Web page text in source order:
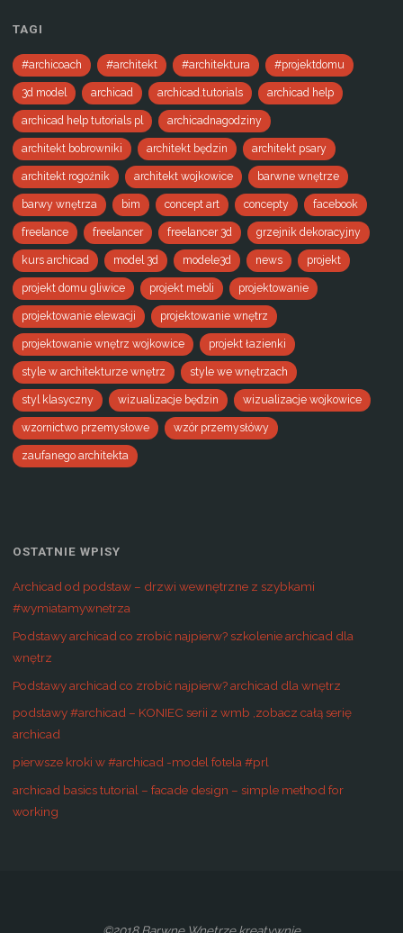
TAGI
#archicoach #architekt #architektura #projektdomu
3d model archicad archicad.tutorials archicad help
archicad help tutorials pl archicadnagodziny
architekt bobrowniki architekt będzin architekt psary
architekt rogoźnik architekt wojkowice barwne wnętrze
barwy wnętrza bim concept art concepty facebook
freelance freelancer freelancer 3d grzejnik dekoracyjny
kurs archicad model 3d modele3d news projekt
projekt domu gliwice projekt mebli projektowanie
projektowanie elewacji projektowanie wnętrz
projektowanie wnętrz wojkowice projekt łazienki
style w architekturze wnętrz style we wnętrzach
styl klasyczny wizualizacje będzin wizualizacje wojkowice
wzornictwo przemysłowe wzór przemysłówy
zaufanego architekta
OSTATNIE WPISY
Archicad od podstaw – drzwi wewnętrzne z szybkami
#wymiatamywnetrza
Podstawy archicad co zrobić najpierw? szkolenie archicad dla
wnętrz
Podstawy archicad co zrobić najpierw? archicad dla wnętrz
podstawy #archicad – KONIEC serii z wmb ,zobacz całą serię
archicad
pierwsze kroki w #archicad -model fotela #prl
archicad basics tutorial – facade design – simple method for
working
©2018 Barwne Wnętrze kreatywnie